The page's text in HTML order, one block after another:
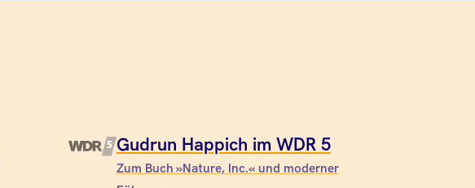
Gudrun Happich im WDR 5
Zum Buch »Nature, Inc.« und moderner